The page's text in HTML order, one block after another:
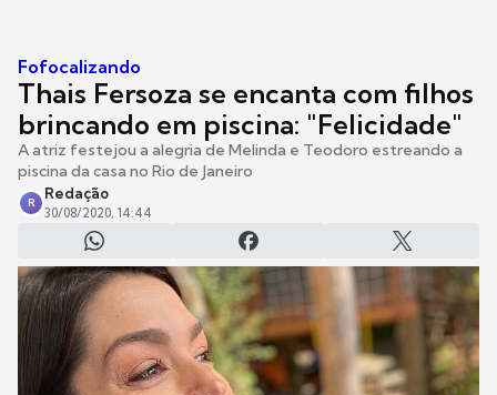
Fofocalizando
Thais Fersoza se encanta com filhos
brincando em piscina: "Felicidade"
A atriz festejou a alegria de Melinda e Teodoro estreando a
piscina da casa no Rio de Janeiro
R
Redação
30/08/2020, 14:44